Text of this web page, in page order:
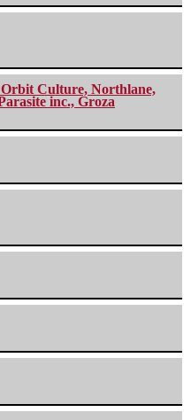
Orbit Culture, Northlane,
inc., Groza